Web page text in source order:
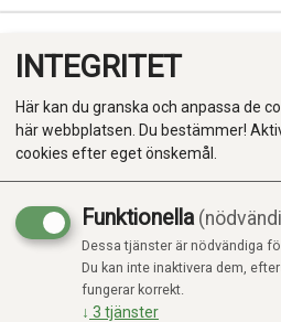
Produkter
Kategorier
Kampanj
INTEGRITET
Här kan du granska och anpassa de
här webbplatsen. Du bestämmer!
cookies efter eget önskemål.
Funktionella
Dessa tjänster är nödvändiga
Du kan inte inaktivera dem,
fungerar korrekt.
↓ 3 tjänster